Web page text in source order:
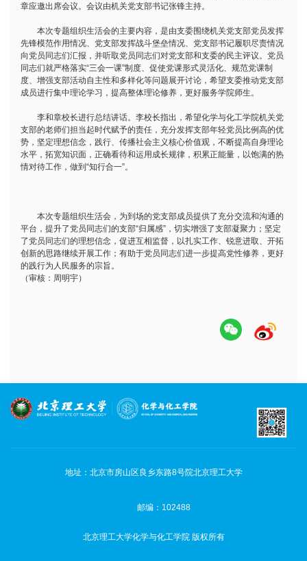
章应邀出席会议。会议由机关党支部书记张锋主持。
本次专题组织生活会的主要内容，是由支委围绕机关党支部党员发挥
先锋模范作用情况、党支部发挥战斗堡垒情况、党支部书记履职尽责情况
向党员同志们汇报，并听取党员同志们对党支部和支委的民主评议。党员
同志们就严格落实“三会一课”制度、促使党课形式灵活化、规范党课制
度、增强支部活动自主性和多样化等问题展开讨论，希望支委推动党支部
成员进行集中理论学习，提高整体理论修养，更好服务学院师生。
李和章校长进行总结讲话。李校长指出，希望化学与化工学院机关党
支部的老师们担当起时代赋予的责任，充分发挥支部年轻党员比例高的优
势，坚定理想信念，践行、传播社会主义核心价值观，不断提高自身理论
水平，拓宽知识面，正确看待和运用成长规律，积累正能量，以饱满的热
情对待工作，做到“知行合一”。
本次专题组织生活会，为到场的党支部成员提供了充分交流和沟通的
平台，提升了党员同志们的支部“归属感”，切实增强了支部凝聚力；坚定
了党员同志们的理想信念，促进互相监督，以扎实工作、锐意进取、开拓
创新的思路继续开展工作；有助于党员同志们进一步提高党性修养，更好
的践行为人民服务的宗旨。
（审核：周明宇）
地址：北京市房山区良乡东路8号院北京理工大学
邮编：102488
北京理工大学化学与化工学院 版权所有